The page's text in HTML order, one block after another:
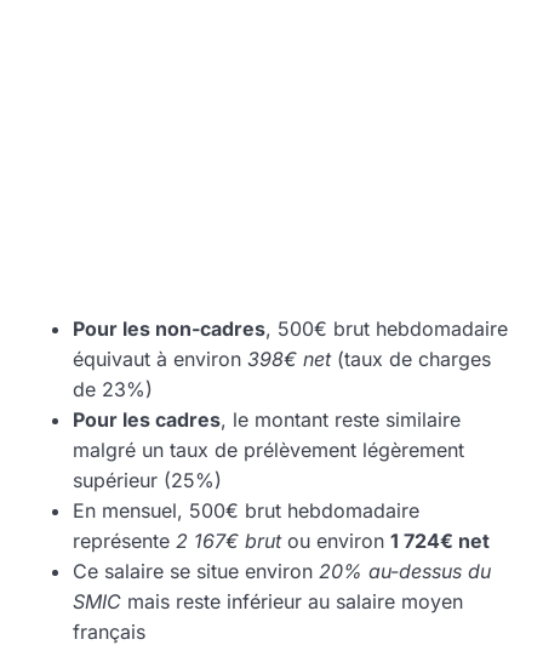
Pour les non-cadres, 500€ brut hebdomadaire
équivaut à environ 398€ net(taux de charges
de 23%)
Pour les cadres, le montant reste similaire
malgré un taux de prélèvement légèrement
supérieur (25%)
En mensuel, 500€ brut hebdomadaire
représente 2 167€ brutou environ 1 724€ net
Ce salaire se situe environ 20% au-dessus du
SMIC mais reste inférieur au salaire moyen
français